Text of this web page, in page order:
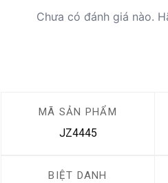
Chưa có đánh giá nào.
MÃ SẢN PHẨM
JZ4445
BIỆT DANH